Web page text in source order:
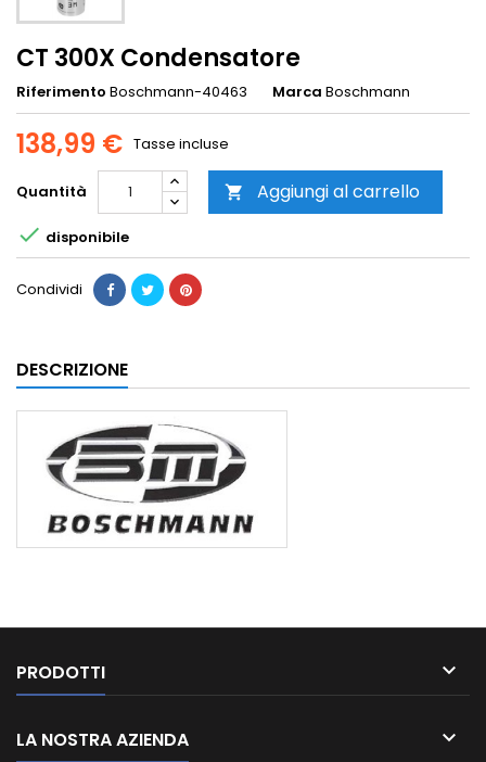
CT 300X Condensatore
Riferimento Boschmann-40463 Marca Boschmann
138,99 € Tasse incluse
Quantità  Aggiungi al carrello
 disponibile
Condividi
DESCRIZIONE
PRODOTTI 
LA NOSTRA AZIENDA 